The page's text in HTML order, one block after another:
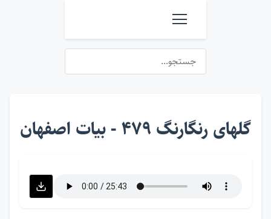
گلهای رنگارنگ ۴۷۹ - بیات اصفهان